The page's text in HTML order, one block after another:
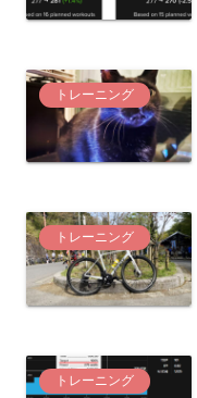
トレーニング
トレーニング
トレーニング